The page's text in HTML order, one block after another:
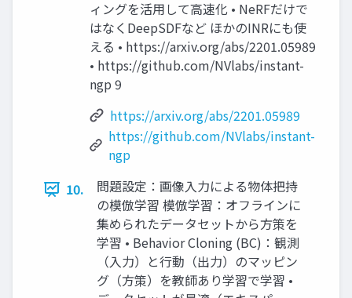
ィングを活用して高速化 • NeRFだけで
はなくDeepSDFなど ほかのINRにも使
える • https://arxiv.org/abs/2201.05989
• https://github.com/NVlabs/instant-
ngp 9
https://arxiv.org/abs/2201.05989
https://github.com/NVlabs/instant-
ngp
10.
問題設定：画像入力による物体把持
の模倣学習 模倣学習：オフラインに
集められたデータセットから方策を
学習 • Behavior Cloning (BC)：観測
（入力）と行動（出力）のマッピン
グ（方策）を教師あり学習で学習 •